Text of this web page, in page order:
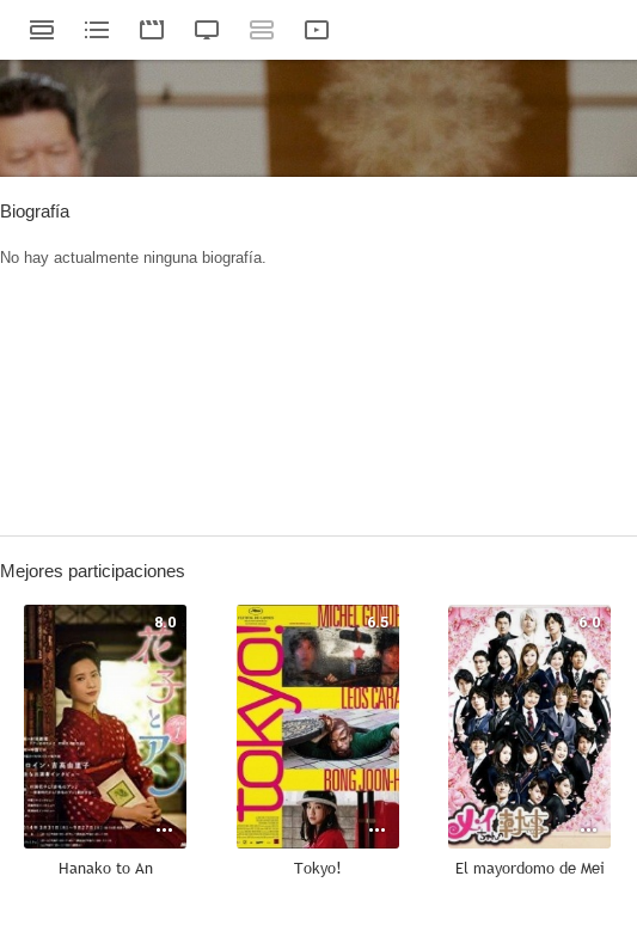
Biografía
No hay actualmente ninguna biografía.
Mejores participaciones
8.0
Hanako to An
6.5
Tokyo!
6.0
El mayordomo de Mei